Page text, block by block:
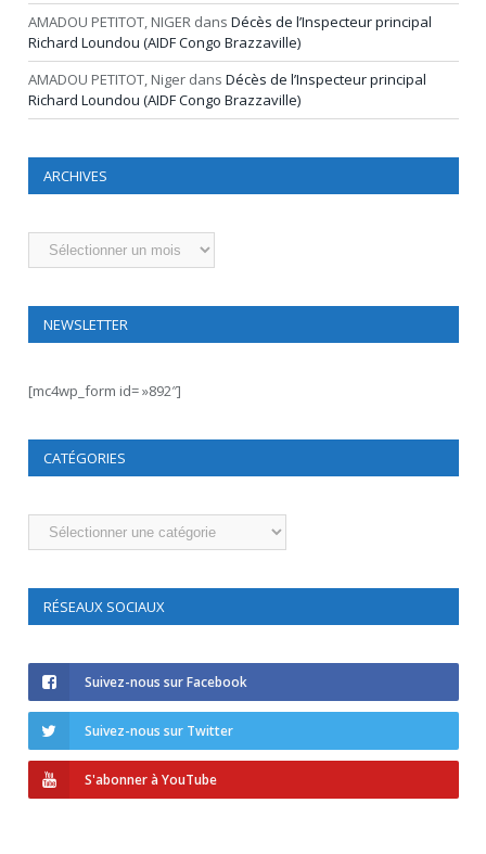
AMADOU PETITOT, NIGER dans Décès de l’Inspecteur principal
Richard Loundou (AIDF Congo Brazzaville)
AMADOU PETITOT, Niger dans Décès de l’Inspecteur principal
Richard Loundou (AIDF Congo Brazzaville)
ARCHIVES
Archives
NEWSLETTER
[mc4wp_form id= »892″]
CATÉGORIES
Catégories
RÉSEAUX SOCIAUX
Suivez-nous sur Facebook
Suivez-nous sur Twitter
S'abonner à YouTube